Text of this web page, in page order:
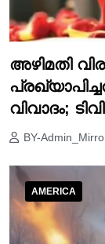
അഴിമതി
വിവാദം;
BY-
AMERICA